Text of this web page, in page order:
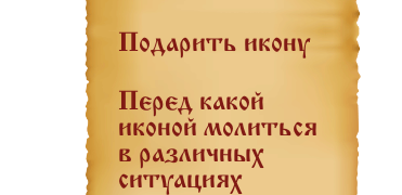
Подарить икону
Перед какой
иконой молиться
в различных
ситуациях